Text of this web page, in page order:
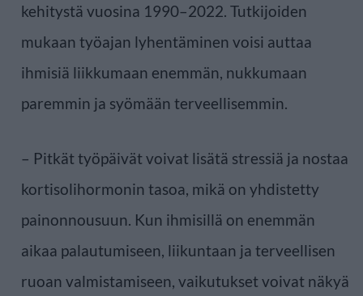
kehitystä vuosina 1990–2022. Tutkijoiden
mukaan työajan lyhentäminen voisi auttaa
ihmisiä liikkumaan enemmän, nukkumaan
paremmin ja syömään terveellisemmin.
– Pitkät työpäivät voivat lisätä stressiä ja nostaa
kortisolihormonin tasoa, mikä on yhdistetty
painonnousuun. Kun ihmisillä on enemmän
aikaa palautumiseen, liikuntaan ja terveellisen
ruoan valmistamiseen, vaikutukset voivat näkyä